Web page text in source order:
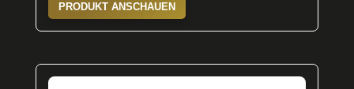
PRODUKT ANSCHAUEN